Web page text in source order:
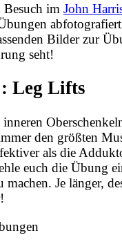
Besuch im John
Bilder zur
seht!
Leg Lifts
den größten
als die
euch die Übung
machen. Je länger,